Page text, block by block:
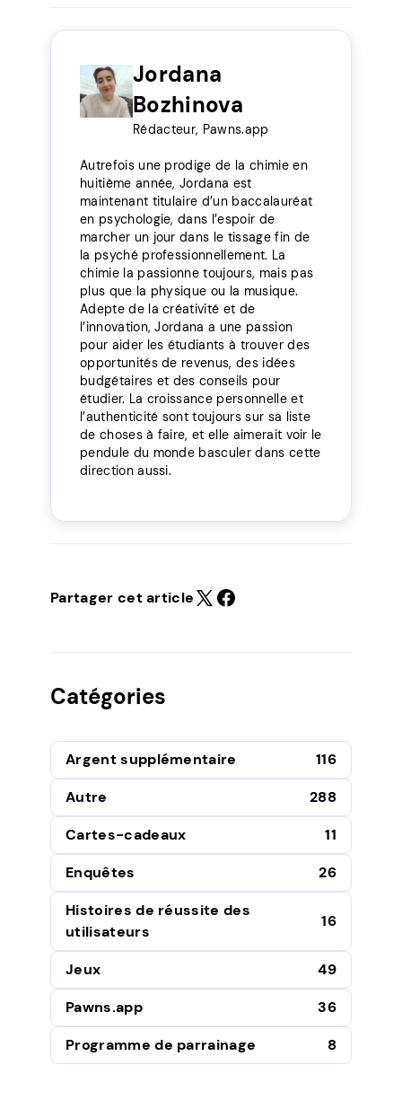
Jordana
Bozhinova
Rédacteur, Pawns.app
Autrefois une prodige de la chimie en
huitième année, Jordana est
maintenant titulaire d’un baccalauréat
en psychologie, dans l’espoir de
marcher un jour dans le tissage fin de
la psyché professionnellement. La
chimie la passionne toujours, mais pas
plus que la physique ou la musique.
Adepte de la créativité et de
l’innovation, Jordana a une passion
pour aider les étudiants à trouver des
opportunités de revenus, des idées
budgétaires et des conseils pour
étudier. La croissance personnelle et
l’authenticité sont toujours sur sa liste
de choses à faire, et elle aimerait voir le
pendule du monde basculer dans cette
direction aussi.
Partager cet article
Catégories
Argent supplémentaire
116
Autre
288
Cartes-cadeaux
11
Enquêtes
26
Histoires de réussite des
utilisateurs
16
Jeux
49
Pawns.app
36
Programme de parrainage
8